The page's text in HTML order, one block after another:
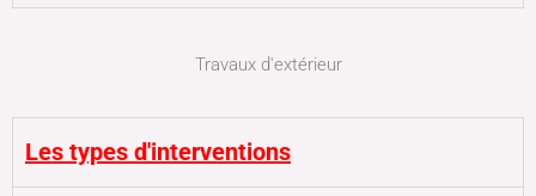
Travaux d'extérieur
Les types d'interventions